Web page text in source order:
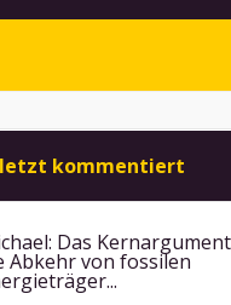
kommentiert
Das
Abkehr von fossilen